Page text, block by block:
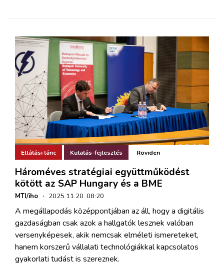
Ellátási lánc Kutatás-fejlesztés Röviden
Hároméves stratégiai együttműködést
kötött az SAP Hungary és a BME
MTI/iho · 2025.11.20. 08:20
A megállapodás középpontjában az áll, hogy a digitális
gazdaságban csak azok a hallgatók lesznek valóban
versenyképesek, akik nemcsak elméleti ismereteket,
hanem korszerű vállalati technológiákkal kapcsolatos
gyakorlati tudást is szereznek.